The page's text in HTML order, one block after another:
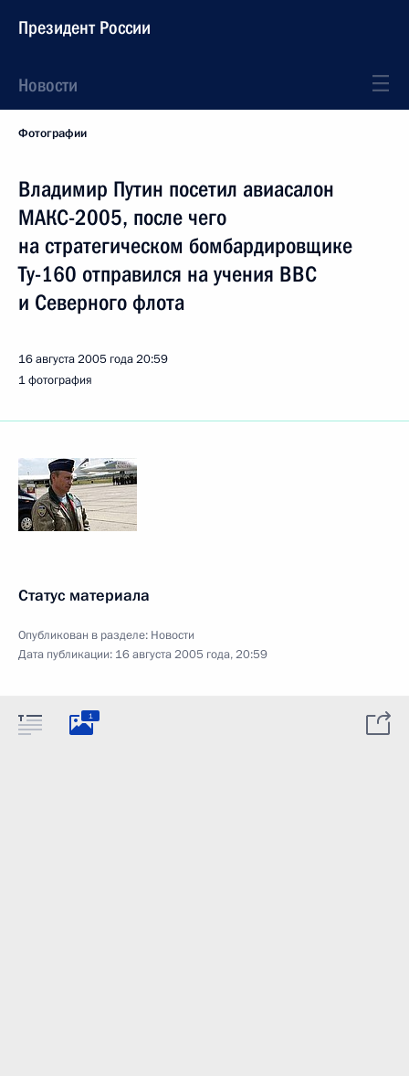
Президент России
Новости
Фотографии
Владимир Путин посетил авиасалон
МАКС-2005, после чего
на стратегическом бомбардировщике
Ту-160 отправился на учения ВВС
и Северного флота
16 августа 2005 года20:59
1 фотография
Статус материала
Опубликован в разделе: Новости
Дата публикации: 16 августа 2005 года, 20:59
1